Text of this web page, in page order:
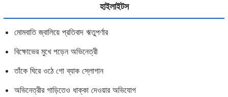
হাইলাইটস
মোমবাতি জ্বালিয়ে প্রতিবাদ ঋতুপর্ণার
বিক্ষোভের মুখে পড়েন অভিনেত্রী
তাঁকে ঘিরে ওঠে গো ব্যাক স্লোগান
অভিনেত্রীর গাড়িতেও ধাক্কা দেওয়ার অভিযোগ